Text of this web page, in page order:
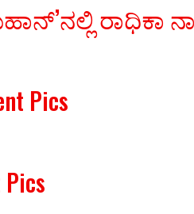
ರಾಧಿಕಾ
Pics
Pics